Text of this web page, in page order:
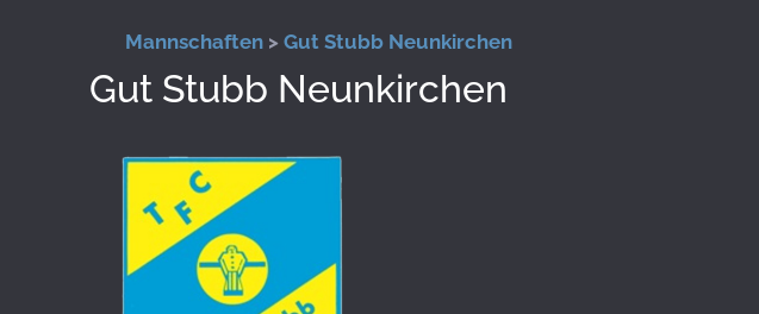
Mannschaften > Gut Stubb Neunkirchen
Gut Stubb Neunkirchen